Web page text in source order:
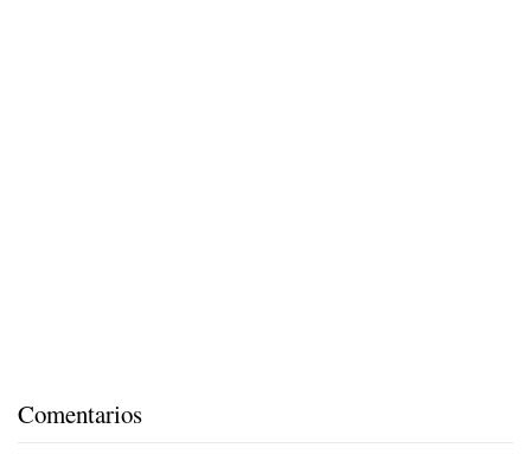
Comentarios